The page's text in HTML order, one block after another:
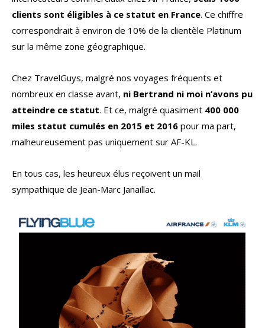
clients sont éligibles à ce statut en France. Ce chiffre
correspondrait à environ de 10% de la clientèle Platinum
sur la même zone géographique.
Chez TravelGuys, malgré nos voyages fréquents et
nombreux en classe avant, ni Bertrand ni moi n’avons pu
atteindre ce statut. Et ce, malgré quasiment 400 000
miles statut cumulés en 2015 et 2016 pour ma part,
malheureusement pas uniquement sur AF-KL.
En tous cas, les heureux élus reçoivent un mail
sympathique de Jean-Marc Janaillac.